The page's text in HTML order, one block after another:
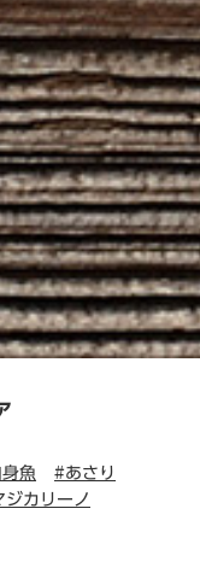
魚
#あさり
ジカリーノ